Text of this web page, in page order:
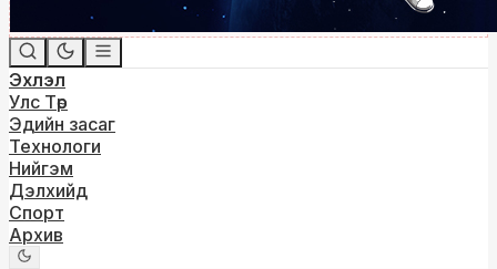
Эхлэл
Улс Төр
Эдийн засаг
Технологи
Нийгэм
Дэлхийд
Спорт
Архив